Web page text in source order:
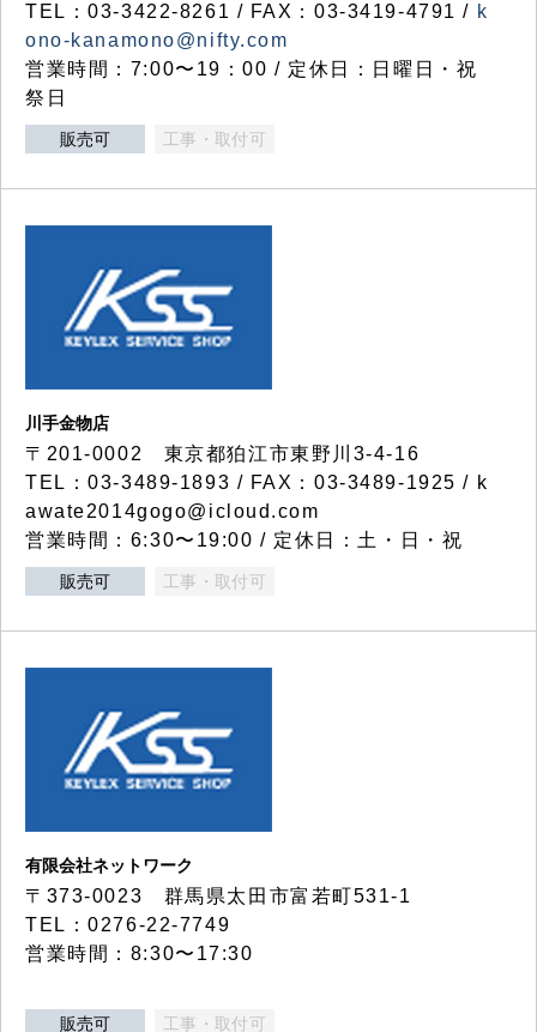
TEL：03-3422-8261 / FAX：03-3419-4791 / k
ono-kanamono@nifty.com
営業時間：7:00〜19：00 / 定休日：日曜日・祝
祭日
販売可 工事・取付可
川手金物店
〒201-0002 東京都狛江市東野川3-4-16
TEL：03-3489-1893 / FAX：03-3489-1925 / k
awate2014gogo@icloud.com
営業時間：6:30〜19:00 / 定休日：土・日・祝
販売可 工事・取付可
有限会社ネットワーク
〒373-0023 群馬県太田市富若町531-1
TEL：0276-22-7749
営業時間：8:30〜17:30
販売可 工事・取付可